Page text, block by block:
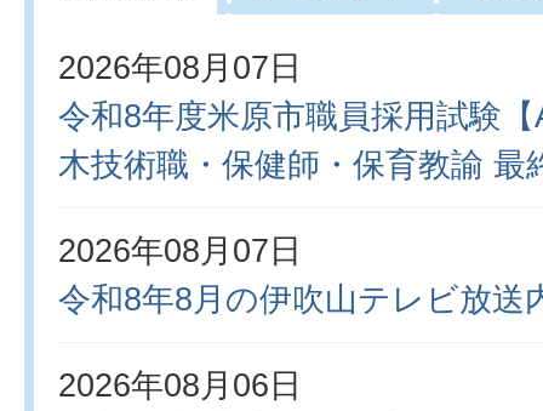
新
着
情
2026年08月07日
令和8年度米原市職員採用試験
木技術職・保健師・保育教諭 最
2026年08月07日
令和8年8月の伊吹山テレビ放送
2026年08月06日